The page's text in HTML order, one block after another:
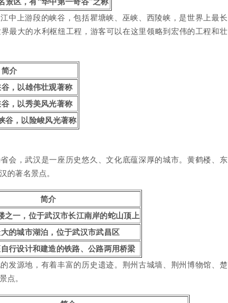
江中上游段的峡谷，包括瞿塘峡、巫峡、西陵峡，是世界上最长
最大的水利枢纽工程，游客可以在这里领略到宏伟的工程和壮
简介
，以雄伟壮观著称
，以秀美风光著称
谷，以险峻风光著称
省会，武汉是一座历史悠久、文化底蕴深厚的城市。黄鹤楼、东
的著名景点。
简介
之一，位于武汉市长江南岸的蛇山顶上
的城市湖泊，位于武汉市武昌区
行设计和建造的铁路、公路两用桥梁
的发源地，有着丰富的历史遗迹。荆州古城墙、荆州博物馆、楚
点。